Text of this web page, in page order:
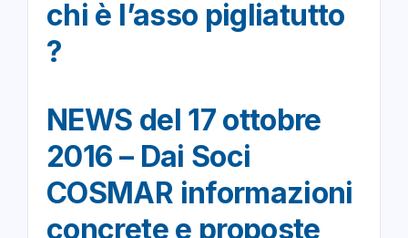
chi è l’asso pigliatutto
?
NEWS del 17 ottobre
2016 – Dai Soci
COSMAR informazioni
concrete e proposte